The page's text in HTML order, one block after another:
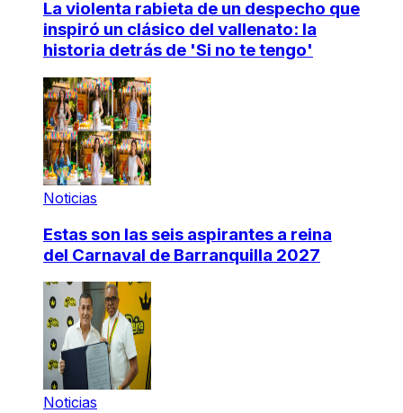
La violenta rabieta de un despecho que
inspiró un clásico del vallenato: la
historia detrás de 'Si no te tengo'
Noticias
Estas son las seis aspirantes a reina
del Carnaval de Barranquilla 2027
Noticias